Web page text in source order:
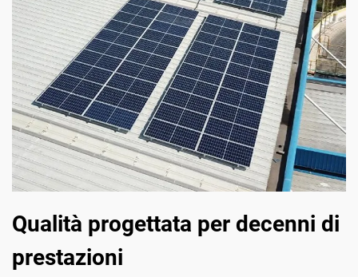
Qualità progettata per decenni di
prestazioni